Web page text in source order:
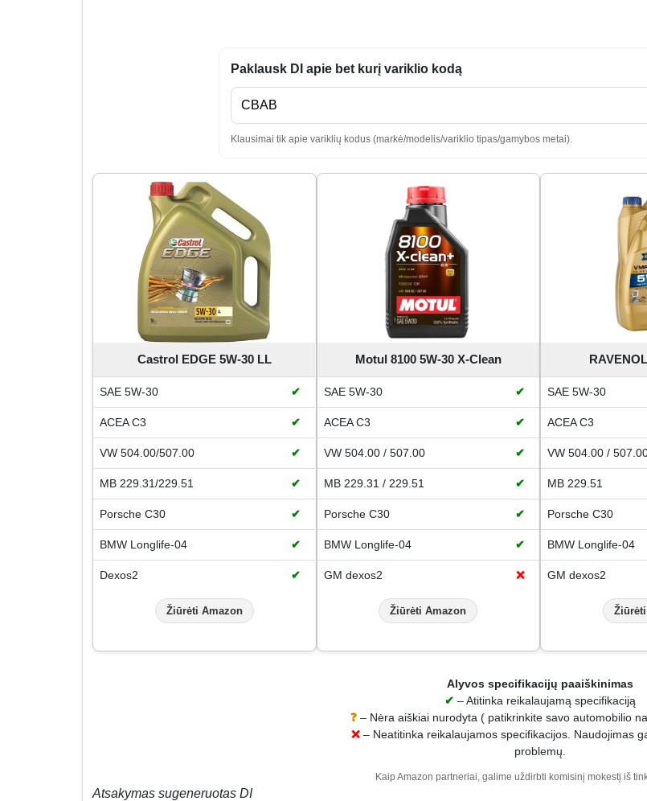
Paklausk DI apie bet kurį variklio kodą
Klausimai tik apie variklių kodus (markė/modelis/variklio tipas/gamybos metai).
Castrol EDGE 5W-30 LL
SAE 5W-30 ✔
ACEA C3 ✔
VW 504.00/507.00 ✔
MB 229.31/229.51 ✔
Porsche C30 ✔
BMW Longlife-04 ✔
Dexos2 ✔
Žiūrėti Amazon
Motul 8100 5W-30 X-Clean
SAE 5W-30 ✔
ACEA C3 ✔
VW 504.00 / 507.00 ✔
MB 229.31 / 229.51 ✔
Porsche C30 ✔
BMW Longlife-04 ✔
GM dexos2 ❌
Žiūrėti Amazon
SAE 5W-30
ACEA C3
VW 504.00 /
MB 229.51
Porsche C30
BMW Longlife-04
GM dexos2
Alyvos specifikacijų paaiškinimas
✔ – Atitinka reikalaujamą specifikaciją
❓ – Nėra aiškiai nurodyta ( patikrinkite savo automobilio
❌ – Neatitinka reikalaujamos specifikacijos. Naudojimas
problemų.
Kaip Amazon partneriai, galime uždirbti komisinį mokestį iš
Atsakymas sugeneruotas DI